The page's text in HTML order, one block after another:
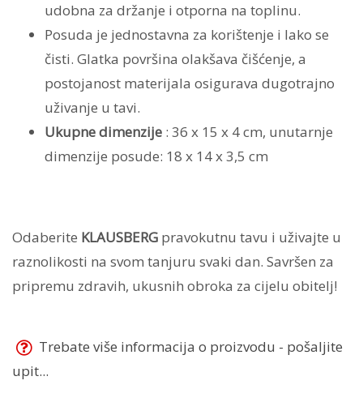
udobna za držanje i otporna na toplinu.
Posuda je jednostavna za korištenje i lako se
čisti. Glatka površina olakšava čišćenje, a
postojanost materijala osigurava dugotrajno
uživanje u tavi.
Ukupne dimenzije : 36 x 15 x 4 cm, unutarnje
dimenzije posude: 18 x 14 x 3,5 cm
Odaberite KLAUSBERG pravokutnu tavu i uživajte u
raznolikosti na svom tanjuru svaki dan. Savršen za
pripremu zdravih, ukusnih obroka za cijelu obitelj!
Trebate više informacija o proizvodu - pošaljite
upit...